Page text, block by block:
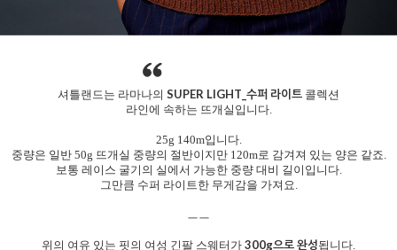
셔틀랜드는 라마나의 SUPER LIGHT_수퍼 라이트 콜렉션
라인에 속하는 뜨개실입니다.
25g 140m입니다.
중량은 일반 50g 뜨개실 중량의 절반이지만 120m로 감겨져 있는 양은 같죠.
보통 레이스 굴기의 실에서 가능한 중량 대비 길이입니다.
그만큼 수퍼 라이트한 무게감을 가져요.
ㅡㅡ
위의 여유 있는 핏의 여성 긴팔 스웨터가 300g으로 완성됩니다.